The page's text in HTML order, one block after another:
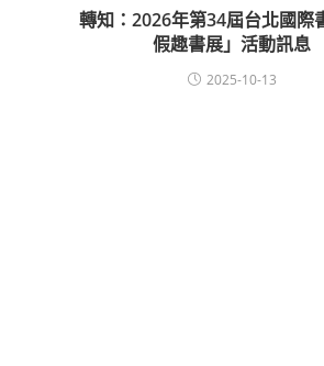
轉知：2026年第34屆台北國際
假趣書展」活動訊息
2025-10-13